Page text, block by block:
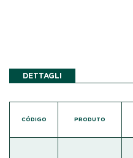
DETTAGLI
CÓDIGO PRODUTO